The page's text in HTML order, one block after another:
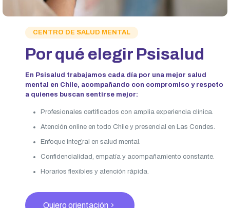
CENTRO DE SALUD MENTAL
Por qué elegir Psisalud
En Psisalud trabajamos cada día por una mejor salud
mental en Chile, acompañando con compromiso y respeto
a quienes buscan sentirse mejor:
Profesionales certificados con amplia experiencia clínica.
Atención online en todo Chile y presencial en Las Condes.
Enfoque integral en salud mental.
Confidencialidad, empatía y acompañamiento constante.
Horarios flexibles y atención rápida.
Quiero orientación